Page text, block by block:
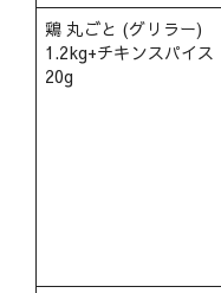
鶏 丸ごと (グリラー)
1.2kg+チキンスパイス
20g